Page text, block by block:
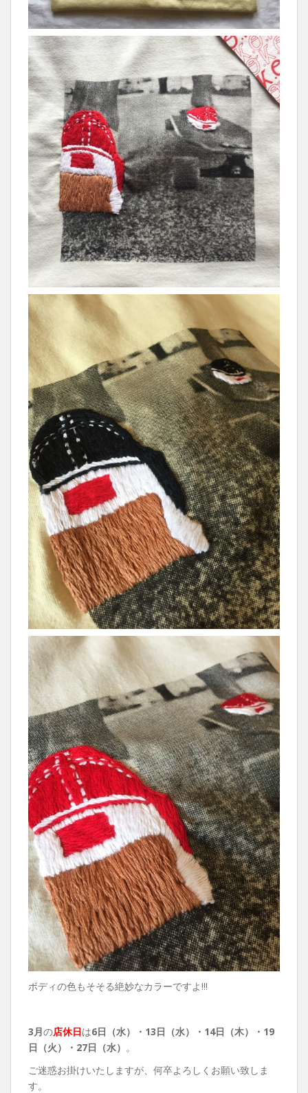
ボディの色もそそる絶妙なカラーですよ!!!
3月の店休日は6日（水）・13日（水）・14日（木）・19
日（火）・27日（水） 。
ご迷惑お掛けいたしますが、何卒よろしくお願い致しま
す。